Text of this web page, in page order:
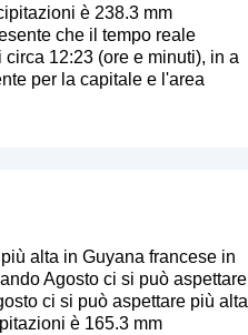
è 238.3 mm
che il tempo reale
12:23 (ore e minuti), in a
per la capitale e l'area
alta in Guyana francese in
Agosto ci si può aspettare
ci si può aspettare più alta
è 165.3 mm